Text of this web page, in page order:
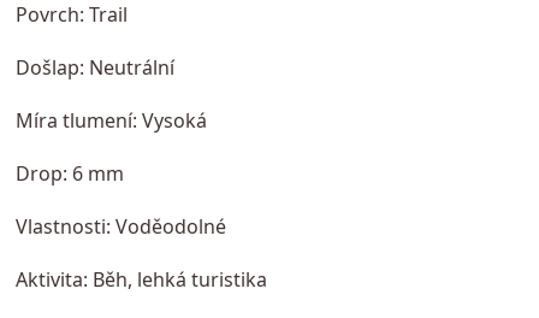
Povrch: Trail
Došlap: Neutrální
Míra tlumení: Vysoká
Drop: 6 mm
Vlastnosti: Voděodolné
Aktivita: Běh, lehká turistika